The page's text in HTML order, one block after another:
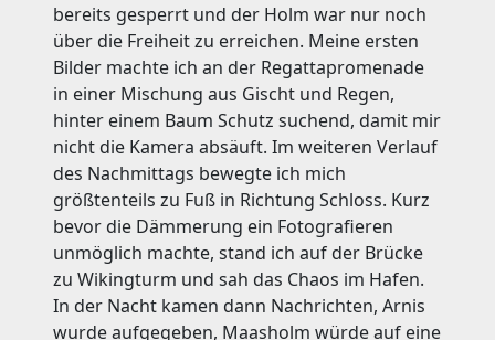
bereits gesperrt und der Holm war nur noch
über die Freiheit zu erreichen. Meine ersten
Bilder machte ich an der Regattapromenade
in einer Mischung aus Gischt und Regen,
hinter einem Baum Schutz suchend, damit mir
nicht die Kamera absäuft. Im weiteren Verlauf
des Nachmittags bewegte ich mich
größtenteils zu Fuß in Richtung Schloss. Kurz
bevor die Dämmerung ein Fotografieren
unmöglich machte, stand ich auf der Brücke
zu Wikingturm und sah das Chaos im Hafen.
In der Nacht kamen dann Nachrichten, Arnis
wurde aufgegeben, Maasholm würde auf eine